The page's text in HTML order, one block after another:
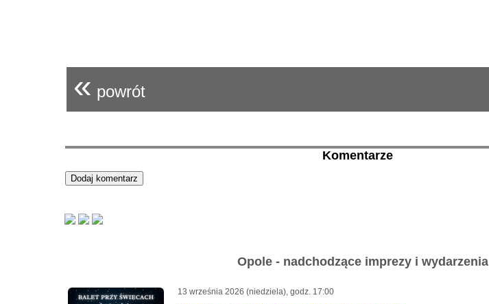
« powrót
Komentarze
Opole - nadchodzące imprezy i wydarzenia
13 września 2026 (niedziela), godz. 17:00